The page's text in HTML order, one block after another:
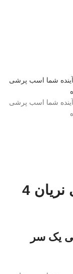
اسب پرشی یک سر خارجی نریان 4
یک سر